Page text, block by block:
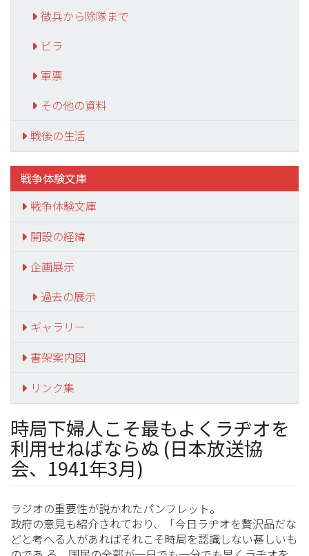
徴兵から除隊まで
ビラ
軍票
その他の資料
戦後の生活
戦争体験文庫
戦争体験文庫
開設の経緯
企画展示
過去の展示
ギャラリー
書架案内図
リンク集
時局下婦人こそ最もよくラヂオを
利用せねばならぬ (日本放送協
会、1941年3月)
ラジオの重要性が説かれたパンフレット。
政府の意見も紹介されており、「今日ラヂオを贅沢品だな
どと考へる人があればそれこそ時局を認識しない甚しいも